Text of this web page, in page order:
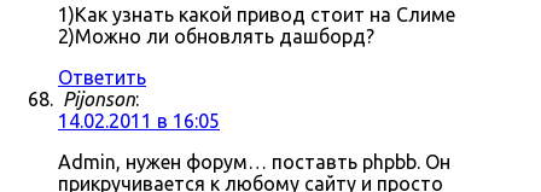
1)Как узнать какой привод стоит на Слиме
2)Можно ли обновлять дашборд?
Ответить
Pijonson:
14.02.2011 в 16:05
Admin, нужен форум… поставть phpbb. Он
прикручивается к любому сайту и просто